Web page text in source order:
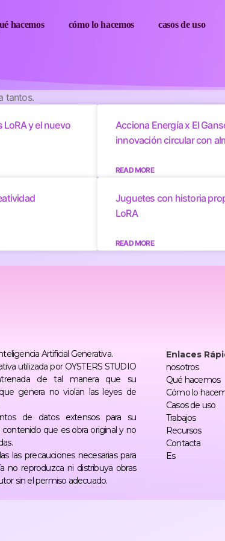
hacemos cómo lo hacemos casos de uso
tantos.
y el nuevo
Acciona Energía x El
innovación circular con
READ MORE
Juguetes con historia
LoRA
READ MORE
Artificial Generativa.
utilizada por OYSTERS STUDIO
de tal manera que su
genera no violan las leyes de
de datos extensos para su
que es obra original y no
las precauciones necesarias para
no reproduzca ni distribuya obras
sin el permiso adecuado.
Enlaces
nosotros
Qué hacemos
Cómo lo
Casos de uso
Trabajos
Recursos
Contacta
Es